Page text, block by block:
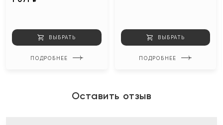
ВЫБРАТЬ
ПОДРОБНЕЕ
ВЫБРАТЬ
ПОДРОБНЕЕ
Оставить отзыв